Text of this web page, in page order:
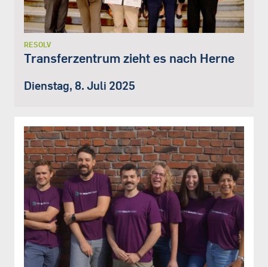
RESOLV
Transferzentrum zieht es nach Herne
Dienstag, 8. Juli 2025